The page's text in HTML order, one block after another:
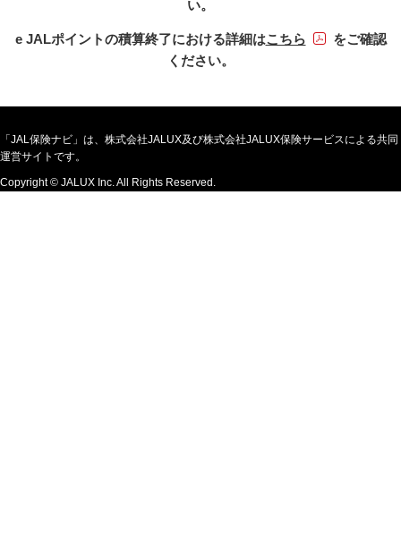
い。
e JALポイントの積算終了における詳細はこちらPDFファイル
をご確認
ください。
「JAL保険ナビ」は、株式会社JALUX及び株式会社JALUX保険サービスによる共同
運営サイトです。
Copyright © JALUX Inc. All Rights Reserved.